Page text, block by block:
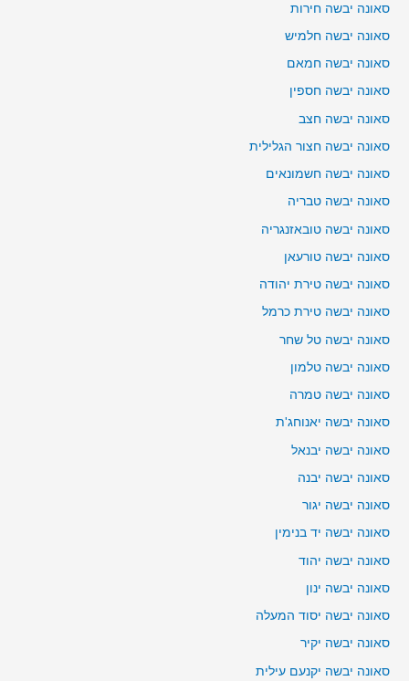
סאונה יבשה חירות
סאונה יבשה חלמיש
סאונה יבשה חמאם
סאונה יבשה חספין
סאונה יבשה חצב
סאונה יבשה חצור הגלילית
סאונה יבשה חשמונאים
סאונה יבשה טבריה
סאונה יבשה טובאזנגריה
סאונה יבשה טורעאן
סאונה יבשה טירת יהודה
סאונה יבשה טירת כרמל
סאונה יבשה טל שחר
סאונה יבשה טלמון
סאונה יבשה טמרה
סאונה יבשה יאנוחג'ת
סאונה יבשה יבנאל
סאונה יבשה יבנה
סאונה יבשה יגור
סאונה יבשה יד בנימין
סאונה יבשה יהוד
סאונה יבשה ינון
סאונה יבשה יסוד המעלה
סאונה יבשה יקיר
סאונה יבשה יקנעם עילית